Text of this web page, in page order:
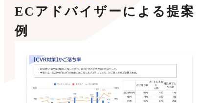
ECアドバイザーによる提案
例